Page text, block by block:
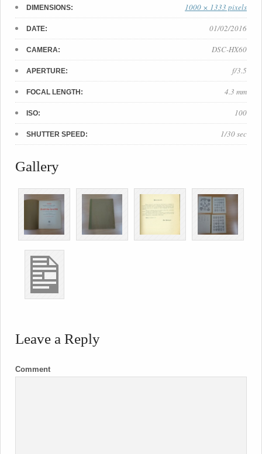
DIMENSIONS: 1000 × 1333 pixels
DATE: 01/02/2016
CAMERA: DSC-HX60
APERTURE: f/3.5
FOCAL LENGTH: 4.3 mm
ISO: 100
SHUTTER SPEED: 1/30 sec
Gallery
Leave a Reply
Comment